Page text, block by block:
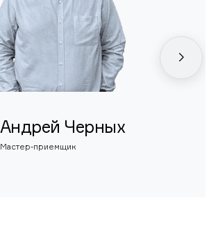
Андрей Черных
Мастер-приемщик